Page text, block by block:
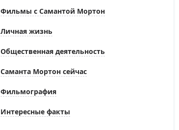
Фильмы с Самантой Мортон
Личная жизнь
Общественная деятельность
Саманта Мортон сейчас
Фильмография
Интересные факты